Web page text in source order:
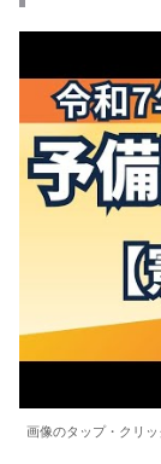
画像のタップ・クリ